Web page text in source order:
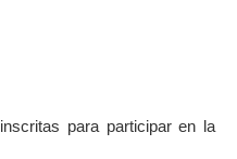
inscritas para participar en la